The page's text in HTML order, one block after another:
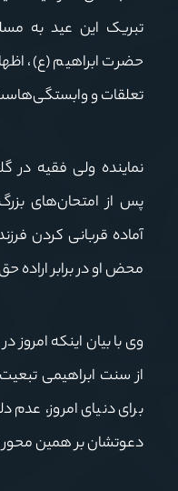
تبریک این عید به
حضرت ابراهیم (ع)،
تعلقات و
نماینده ولی فقیه در
پس از امتحان‌های
آماده قربانی کردن
محض او در برابر اراده
وی با بیان اینکه
از سنت ابراهیمی
برای دنیای امروز، عدم
دعوتشان بر همین محور